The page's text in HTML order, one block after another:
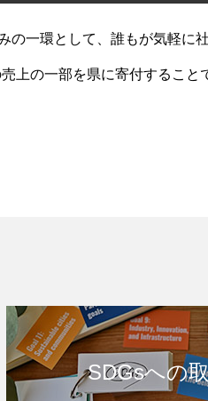
の一環として、誰もが気軽に
上の一部を県に寄付すること
SDGsへの